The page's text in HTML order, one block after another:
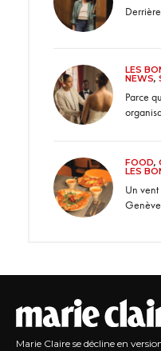
LES
NEWS,
Parce
FOOD,
LES
Un
Genève
Marie Claire se décline en